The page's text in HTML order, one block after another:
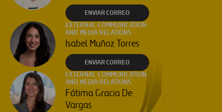
ENVIAR CORREO
EXTERNAL COMMUNICATION
AND MEDIA RELATIONS
Isabel Muñoz Torres
ENVIAR CORREO
EXTERNAL COMMUNICATION
AND MEDIA RELATIONS
Fátima Gracia De
Vargas